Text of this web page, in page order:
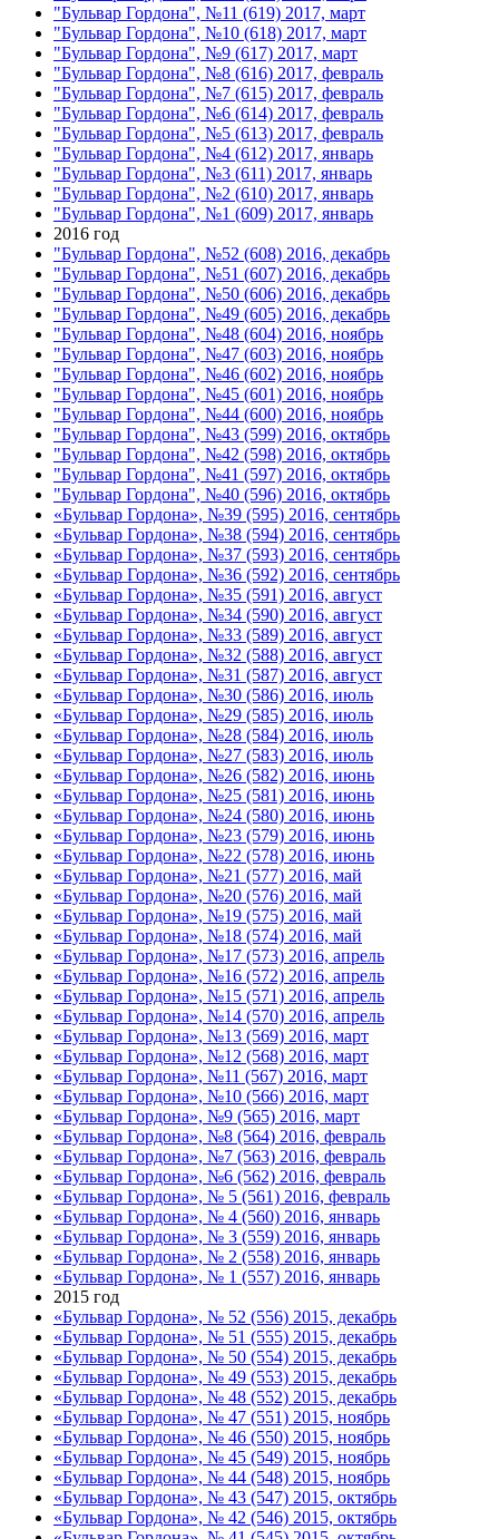
"Бульвар Гордона", №11 (619) 2017, март
"Бульвар Гордона", №10 (618) 2017, март
"Бульвар Гордона", №9 (617) 2017, март
"Бульвар Гордона", №8 (616) 2017, февраль
"Бульвар Гордона", №7 (615) 2017, февраль
"Бульвар Гордона", №6 (614) 2017, февраль
"Бульвар Гордона", №5 (613) 2017, февраль
"Бульвар Гордона", №4 (612) 2017, январь
"Бульвар Гордона", №3 (611) 2017, январь
"Бульвар Гордона", №2 (610) 2017, январь
"Бульвар Гордона", №1 (609) 2017, январь
2016 год
"Бульвар Гордона", №52 (608) 2016, декабрь
"Бульвар Гордона", №51 (607) 2016, декабрь
"Бульвар Гордона", №50 (606) 2016, декабрь
"Бульвар Гордона", №49 (605) 2016, декабрь
"Бульвар Гордона", №48 (604) 2016, ноябрь
"Бульвар Гордона", №47 (603) 2016, ноябрь
"Бульвар Гордона", №46 (602) 2016, ноябрь
"Бульвар Гордона", №45 (601) 2016, ноябрь
"Бульвар Гордона", №44 (600) 2016, ноябрь
"Бульвар Гордона", №43 (599) 2016, октябрь
"Бульвар Гордона", №42 (598) 2016, октябрь
"Бульвар Гордона", №41 (597) 2016, октябрь
"Бульвар Гордона", №40 (596) 2016, октябрь
«Бульвар Гордона», №39 (595) 2016, сентябрь
«Бульвар Гордона», №38 (594) 2016, сентябрь
«Бульвар Гордона», №37 (593) 2016, сентябрь
«Бульвар Гордона», №36 (592) 2016, сентябрь
«Бульвар Гордона», №35 (591) 2016, август
«Бульвар Гордона», №34 (590) 2016, август
«Бульвар Гордона», №33 (589) 2016, август
«Бульвар Гордона», №32 (588) 2016, август
«Бульвар Гордона», №31 (587) 2016, август
«Бульвар Гордона», №30 (586) 2016, июль
«Бульвар Гордона», №29 (585) 2016, июль
«Бульвар Гордона», №28 (584) 2016, июль
«Бульвар Гордона», №27 (583) 2016, июль
«Бульвар Гордона», №26 (582) 2016, июнь
«Бульвар Гордона», №25 (581) 2016, июнь
«Бульвар Гордона», №24 (580) 2016, июнь
«Бульвар Гордона», №23 (579) 2016, июнь
«Бульвар Гордона», №22 (578) 2016, июнь
«Бульвар Гордона», №21 (577) 2016, май
«Бульвар Гордона», №20 (576) 2016, май
«Бульвар Гордона», №19 (575) 2016, май
«Бульвар Гордона», №18 (574) 2016, май
«Бульвар Гордона», №17 (573) 2016, апрель
«Бульвар Гордона», №16 (572) 2016, апрель
«Бульвар Гордона», №15 (571) 2016, апрель
«Бульвар Гордона», №14 (570) 2016, апрель
«Бульвар Гордона», №13 (569) 2016, март
«Бульвар Гордона», №12 (568) 2016, март
«Бульвар Гордона», №11 (567) 2016, март
«Бульвар Гордона», №10 (566) 2016, март
«Бульвар Гордона», №9 (565) 2016, март
«Бульвар Гордона», №8 (564) 2016, февраль
«Бульвар Гордона», №7 (563) 2016, февраль
«Бульвар Гордона», №6 (562) 2016, февраль
«Бульвар Гордона», № 5 (561) 2016, февраль
«Бульвар Гордона», № 4 (560) 2016, январь
«Бульвар Гордона», № 3 (559) 2016, январь
«Бульвар Гордона», № 2 (558) 2016, январь
«Бульвар Гордона», № 1 (557) 2016, январь
2015 год
«Бульвар Гордона», № 52 (556) 2015, декабрь
«Бульвар Гордона», № 51 (555) 2015, декабрь
«Бульвар Гордона», № 50 (554) 2015, декабрь
«Бульвар Гордона», № 49 (553) 2015, декабрь
«Бульвар Гордона», № 48 (552) 2015, декабрь
«Бульвар Гордона», № 47 (551) 2015, ноябрь
«Бульвар Гордона», № 46 (550) 2015, ноябрь
«Бульвар Гордона», № 45 (549) 2015, ноябрь
«Бульвар Гордона», № 44 (548) 2015, ноябрь
«Бульвар Гордона», № 43 (547) 2015, октябрь
«Бульвар Гордона», № 42 (546) 2015, октябрь